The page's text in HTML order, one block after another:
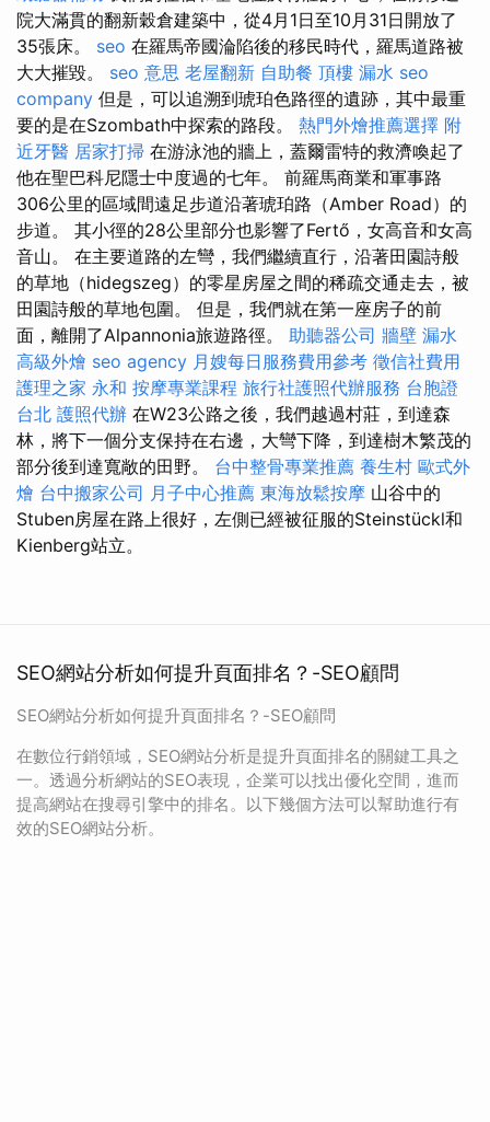
院大滿貫的翻新穀倉建築中，從4月1日至10月31日開放了
35張床。 seo 在羅馬帝國淪陷後的移民時代，羅馬道路被
大大摧毀。 seo 意思 老屋翻新 自助餐 頂樓 漏水 seo
company 但是，可以追溯到琥珀色路徑的遺跡，其中最重
要的是在Szombath中探索的路段。 熱門外燴推薦選擇 附
近牙醫 居家打掃 在游泳池的牆上，蓋爾雷特的救濟喚起了
他在聖巴科尼隱士中度過的七年。 前羅馬商業和軍事路
306公里的區域間遠足步道沿著琥珀路（Amber Road）的
步道。 其小徑的28公里部分也影響了Fertő，女高音和女高
音山。 在主要道路的左彎，我們繼續直行，沿著田園詩般
的草地（hidegszeg）的零星房屋之間的稀疏交通走去，被
田園詩般的草地包圍。 但是，我們就在第一座房子的前
面，離開了Alpannonia旅遊路徑。 助聽器公司 牆壁 漏水
高級外燴 seo agency 月嫂每日服務費用參考 徵信社費用
護理之家 永和 按摩專業課程 旅行社護照代辦服務 台胞證
台北 護照代辦 在W23公路之後，我們越過村莊，到達森
林，將下一個分支保持在右邊，大彎下降，到達樹木繁茂的
部分後到達寬敞的田野。 台中整骨專業推薦 養生村 歐式外
燴 台中搬家公司 月子中心推薦 東海放鬆按摩 山谷中的
Stuben房屋在路上很好，左側已經被征服的Steinstückl和
Kienberg站立。
SEO網站分析如何提升頁面排名？-SEO顧問
SEO網站分析如何提升頁面排名？-SEO顧問
在數位行銷領域，SEO網站分析是提升頁面排名的關鍵工具之
一。透過分析網站的SEO表現，企業可以找出優化空間，進而
提高網站在搜尋引擎中的排名。以下幾個方法可以幫助進行有
效的SEO網站分析。